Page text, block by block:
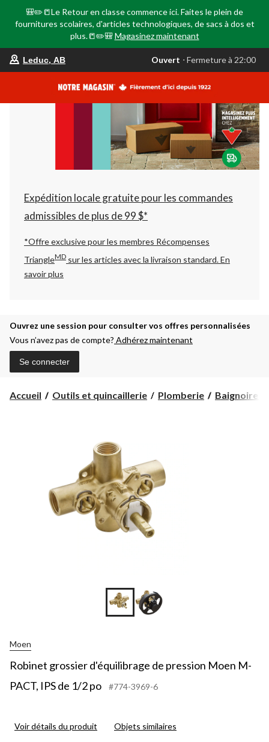
🎒✏️📒Le Retour en classe commence ici. Faites le plein de
fournitures scolaires, d'articles technologiques, de sacs à dos et
plus.📒✏️🎒 Magasinez maintenant
votre
est
AB,
Ouvert,
Fermeture
à
22:00
changer
Leduc, AB Ouvert ⋅ Fermeture à 22:00
Expédition locale gratuite pour les commandes
admissibles de plus de 99 $*
*Offre exclusive pour les membres Récompenses
TriangleMD sur les articles avec la livraison standard.En
savoir plus
Ouvrez une session pour consulter vos offres personnalisées
Vous n’avez pas de compte? Adhérez maintenant
Se connecter
Accueil Outils et quincaillerie Plomberie Baignoire
Moen
Robinet grossier d'équilibrage de pression Moen M-
PACT, IPS de 1/2 po
#774-3969-6
Voir détails du produit Objets similaires